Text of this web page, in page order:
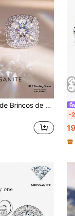
ESBERRY 1 Par de Brincos de Moissanita com Diamantes de 0,5 Quilates, em Prata de Lei 925, Adequados para Mulheres, Podem Ser Usados como Brincos de Casamento, Presentes para o Dia das Mães, Dia dos Namorados, Joias de Luxo para Senhoras, Festas, Encontros, Noivados, Acessórios de Noiva
-